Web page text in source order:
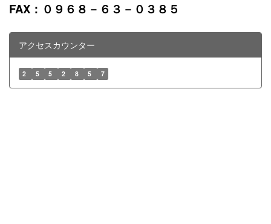
FAX：０９６８－６３－０３８５
アクセスカウンター
2 5 5 2 8 5 7